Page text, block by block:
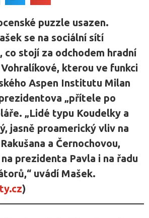
puzzle usazen.
se na sociální sítí
co stojí za odchodem hradní
kterou ve funkci
Aspen Institutu Milan
„přítele po
„Lidé typu Koudelky a
jasně proamerický vliv na
a Černochovou,
prezidenta Pavla i na řadu
uvádí Mašek.
)